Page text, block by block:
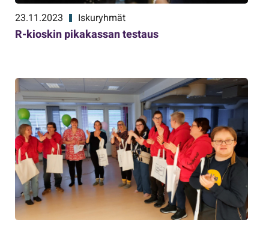
23.11.2023 Iskuryhmät
R-kioskin pikakassan testaus